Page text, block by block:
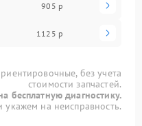
905 р
1125 р
без учета
стоимости запчастей.
бесплатную диагностику.
на неисправность.